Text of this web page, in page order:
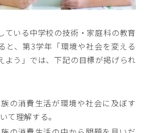
ている中学校の技術・家庭科の教育
と、第3学年「環境や社会を変える
よう」では、下記の目標が掲げられ
の消費生活が環境や社会に及ぼす
て理解する。